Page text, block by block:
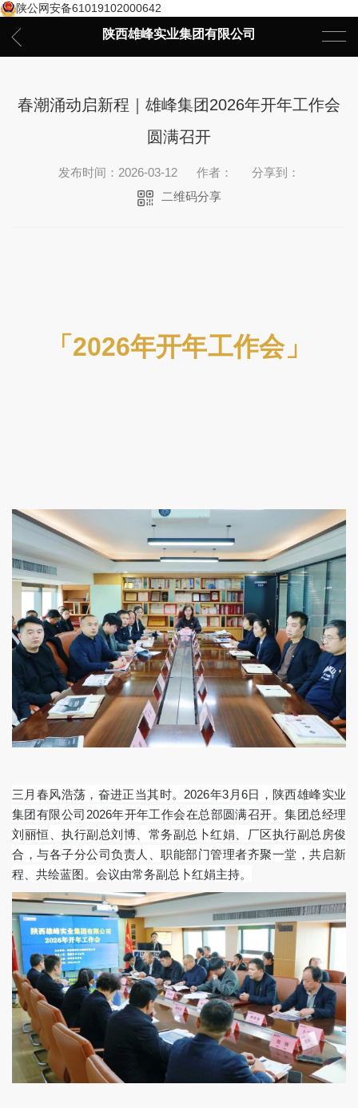
陕公网安备61019102000642
陕西雄峰实业集团有限公司
春潮涌动启新程｜雄峰集团2026年开年工作会
圆满召开
发布时间：2026-03-12 作者：
分享到：
二维码分享
「2026年开年工作会」
三月春风浩荡，奋进正当其时。 2026年3月6日，陕西雄峰实业
集团有限公司2026年开年工作会在总部圆满召开。集团总经理
刘丽恒、执行副总刘博、常务副总卜红娟、厂区执行副总房俊
合，与各子分公司负责人、职能部门管理者齐聚一堂，共启新
程、共绘蓝图。会议由常务副总卜红娟主持。